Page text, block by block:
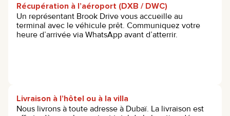
Récupération à l’aéroport (DXB / DWC)
Un représentant Brook Drive vous accueille au
terminal avec le véhicule prêt. Communiquez votre
heure d’arrivée via WhatsApp avant d’atterrir.
Livraison à l’hôtel ou à la villa
Nous livrons à toute adresse à Dubaï. La livraison est